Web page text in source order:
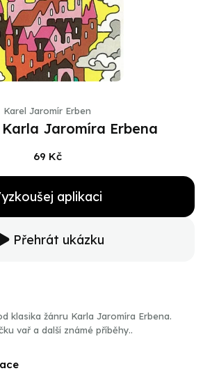
Karel Jaromír Erben
Jaromíra Erbena
69 Kč
aplikaci
Přehrát ukázku
klasika žánru Karla Jaromíra Erbena.
vař a další známé příběhy..